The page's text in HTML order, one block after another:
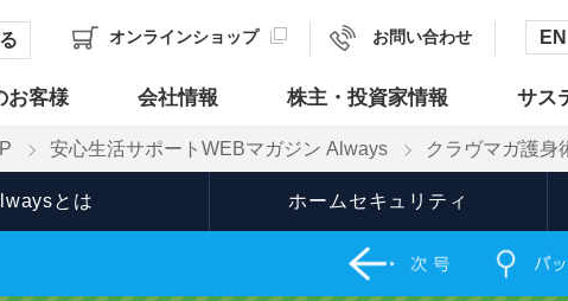
オンラインショップ お問い合わせ EN
お客様 会社情報 株主・投資家情報 サス
安心生活サポートWEBマガジン Always クラヴマガ護身
とは ホームセキュリティ